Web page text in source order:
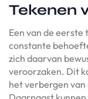
Tekenen
Een van de eerste
constante
zich daarvan
veroorzaken. Dit
het verbergen